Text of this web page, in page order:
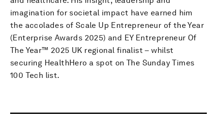
imagination for societal impact have earned him
the accolades of Scale Up Entrepreneur of the Year
(Enterprise Awards 2025) and EY Entrepreneur Of
The Year™ 2025 UK regional finalist – whilst
securing HealthHero a spot on The Sunday Times
100 Tech list.